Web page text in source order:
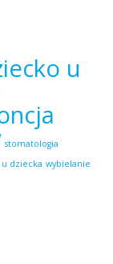
u
stomatologia
dziecka wybielanie